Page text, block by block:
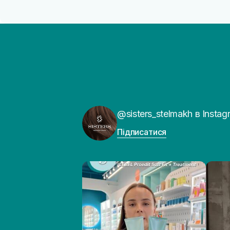
@sisters_stelmakh в
Підписатися